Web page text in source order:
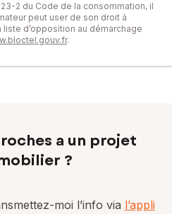
2 du Code de la consommation, il
peut user de son droit à
liste d’opposition au démarchage
.
a un projet
?
moi l’info via l’appli